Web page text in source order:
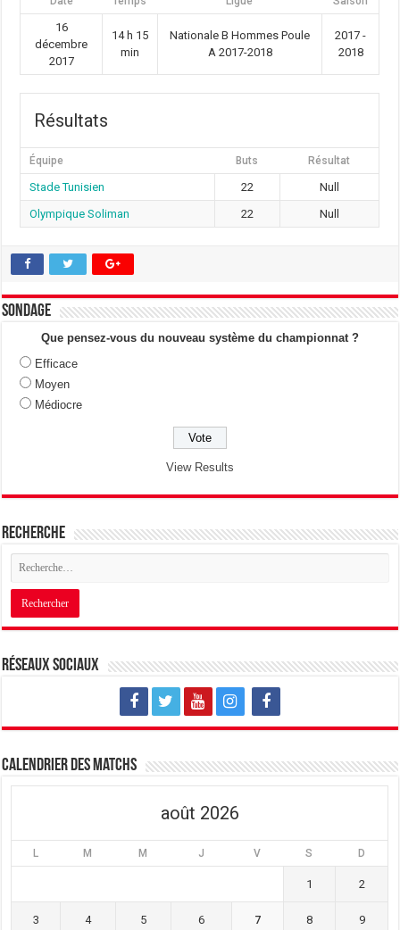
16
décembre
2017
14 h 15
min
Nationale B Hommes Poule
A 2017-2018
2017 -
2018
Résultats
Équipe Buts Résultat
Stade Tunisien 22
Null
Olympique Soliman
22 Null
Sondage
Que pensez-vous du nouveau système du championnat ?
Efficace
Moyen
Médiocre
View Results
Recherche
Réseaux sociaux
Calendrier des matchs
août 2026
L M M J V S D
1 2
3 4 5 6 7 8 9